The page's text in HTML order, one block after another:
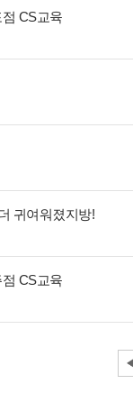
CS교육
귀여워졌지방!
CS교육